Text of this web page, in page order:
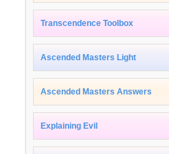
Transcendence Toolbox
Ascended Masters Light
Ascended Masters Answers
Explaining Evil